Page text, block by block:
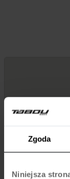
Zgoda
Niniejsza